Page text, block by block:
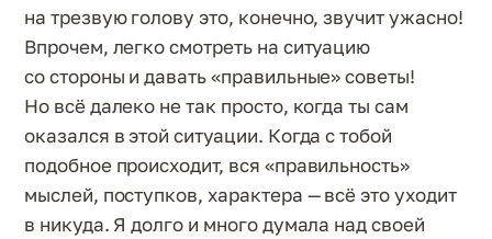
на трезвую голову это, конечно, звучит ужасно!
Впрочем, легко смотреть на ситуацию
со стороны и давать «правильные» советы!
Но всё далеко не так просто, когда ты сам
оказался в этой ситуации. Когда с тобой
подобное происходит, вся «правильность»
мыслей, поступков, характера — всё это уходит
в никуда. Я долго и много думала над своей